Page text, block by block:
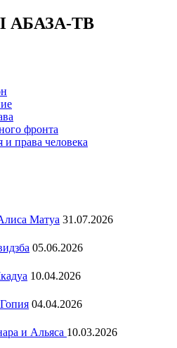
ТВ
фронта
права человека
Матуа 31.07.2026
05.06.2026
10.04.2026
04.04.2026
и Альяса 10.03.2026